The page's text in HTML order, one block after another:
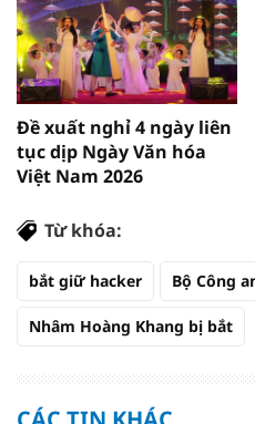
Đề xuất nghỉ 4 ngày liên
tục dịp Ngày Văn hóa
Việt Nam 2026
Từ khóa:
bắt giữ hacker Bộ Công
Nhâm Hoàng Khang bị bắt